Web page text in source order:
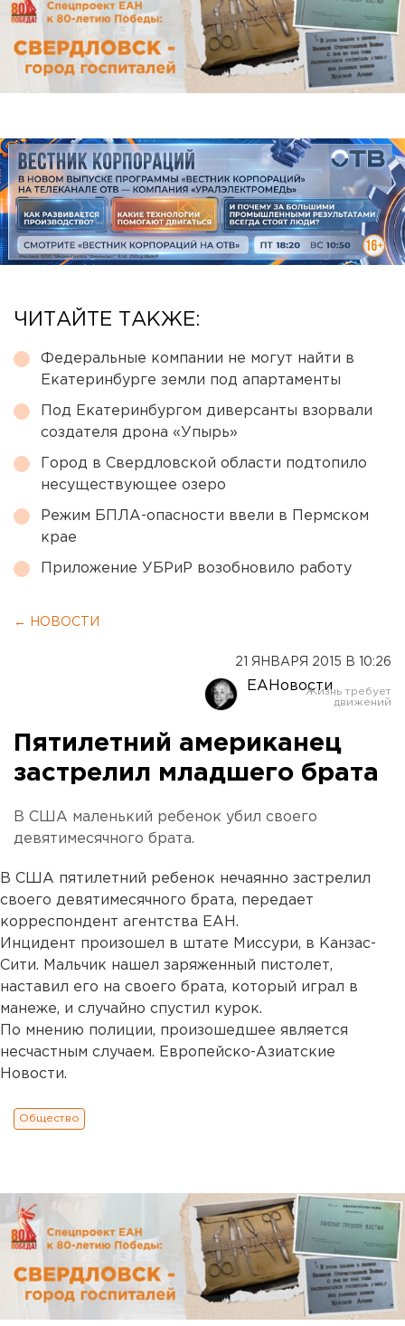
ЧИТАЙТЕ ТАКЖЕ:
Федеральные компании не могут найти в
Екатеринбурге земли под апартаменты
Под Екатеринбургом диверсанты взорвали
создателя дрона «Упырь»
Город в Свердловской области подтопило
несуществующее озеро
Режим БПЛА-опасности ввели в Пермском
крае
Приложение УБРиР возобновило работу
← НОВОСТИ
21 ЯНВАРЯ 2015 В 10:26
ЕАНовости
Пятилетний американец
застрелил младшего брата
В США маленький ребенок убил своего
девятимесячного брата.
В США пятилетний ребенок нечаянно застрелил
своего девятимесячного брата, передает
корреспондент агентства ЕАН.
Инцидент произошел в штате Миссури, в Канзас-
Сити. Мальчик нашел заряженный пистолет,
наставил его на своего брата, который играл в
манеже, и случайно спустил курок.
По мнению полиции, произошедшее является
несчастным случаем. Европейско-Азиатские
Новости.
Общество